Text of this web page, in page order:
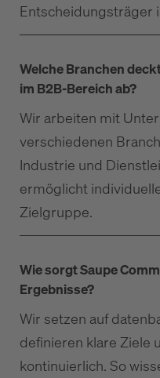
Entscheidungsträger
Welche Branchen
im B2B-Bereich ab?
Wir arbeiten mit
verschiedenen
Industrie und
ermöglicht
Zielgruppe.
Wie sorgt Saupe
Ergebnisse?
Wir setzen auf
definieren klare Ziele
kontinuierlich. So